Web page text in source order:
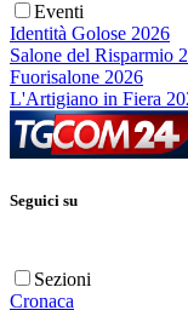
Eventi
Identità Golose 2026
Salone del Risparmio
Fuorisalone 2026
L'Artigiano in Fiera
Seguici su
Sezioni
Cronaca